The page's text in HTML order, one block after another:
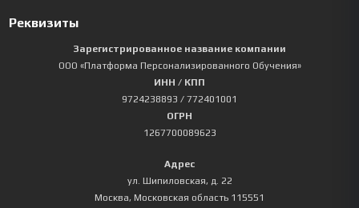
Реквизиты
Зарегистрированное название компании
ООО «Платформа Персонализированного Обучения»
ИНН / КПП
9724238893 / 772401001
ОГРН
1267700089623
Адрес
ул. Шипиловская, д. 22
Москва, Московская область 115551